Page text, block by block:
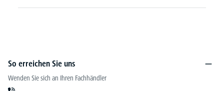
So erreichen Sie uns
Wenden Sie sich an Ihren Fachhändler